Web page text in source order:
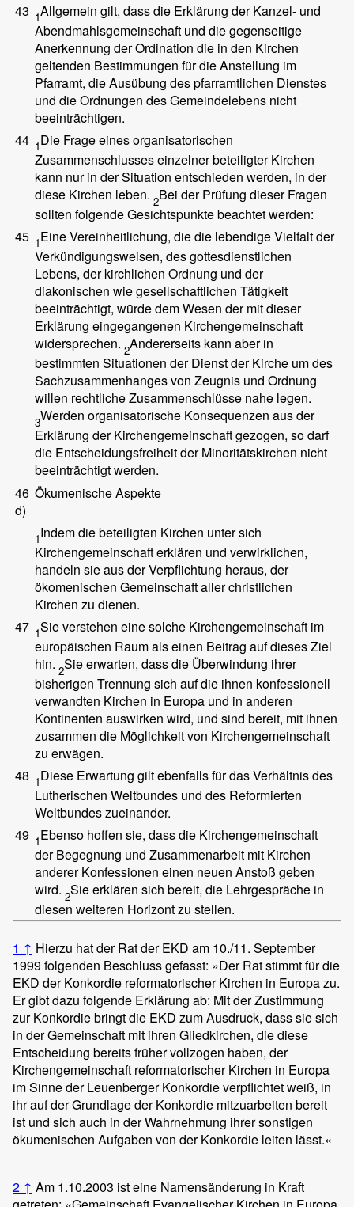
43 1Allgemein gilt, dass die Erklärung der Kanzel- und
Abendmahlsgemeinschaft und die gegenseitige
Anerkennung der Ordination die in den Kirchen
geltenden Bestimmungen für die Anstellung im
Pfarramt, die Ausübung des pfarramtlichen Dienstes
und die Ordnungen des Gemeindelebens nicht
beeinträchtigen.
44 1Die Frage eines organisatorischen
Zusammenschlusses einzelner beteiligter Kirchen
kann nur in der Situation entschieden werden, in der
diese Kirchen leben. 2Bei der Prüfung dieser Fragen
sollten folgende Gesichtspunkte beachtet werden:
45 1Eine Vereinheitlichung, die die lebendige Vielfalt der
Verkündigungsweisen, des gottesdienstlichen
Lebens, der kirchlichen Ordnung und der
diakonischen wie gesellschaftlichen Tätigkeit
beeinträchtigt, würde dem Wesen der mit dieser
Erklärung eingegangenen Kirchengemeinschaft
widersprechen. 2Andererseits kann aber in
bestimmten Situationen der Dienst der Kirche um des
Sachzusammenhanges von Zeugnis und Ordnung
willen rechtliche Zusammenschlüsse nahe legen.
3Werden organisatorische Konsequenzen aus der
Erklärung der Kirchengemeinschaft gezogen, so darf
die Entscheidungsfreiheit der Minoritätskirchen nicht
beeinträchtigt werden.
46
d)
Ökumenische Aspekte
1Indem die beteiligten Kirchen unter sich
Kirchengemeinschaft erklären und verwirklichen,
handeln sie aus der Verpflichtung heraus, der
ökomenischen Gemeinschaft aller christlichen
Kirchen zu dienen.
47 1Sie verstehen eine solche Kirchengemeinschaft im
europäischen Raum als einen Beitrag auf dieses Ziel
hin. 2Sie erwarten, dass die Überwindung ihrer
bisherigen Trennung sich auf die ihnen konfessionell
verwandten Kirchen in Europa und in anderen
Kontinenten auswirken wird, und sind bereit, mit ihnen
zusammen die Möglichkeit von Kirchengemeinschaft
zu erwägen.
48 1Diese Erwartung gilt ebenfalls für das Verhältnis des
Lutherischen Weltbundes und des Reformierten
Weltbundes zueinander.
49 1Ebenso hoffen sie, dass die Kirchengemeinschaft
der Begegnung und Zusammenarbeit mit Kirchen
anderer Konfessionen einen neuen Anstoß geben
wird. 2Sie erklären sich bereit, die Lehrgespräche in
diesen weiteren Horizont zu stellen.
1 ↑ Hierzu hat der Rat der EKD am 10./11. September
1999 folgenden Beschluss gefasst: »Der Rat stimmt für die
EKD der Konkordie reformatorischer Kirchen in Europa zu.
Er gibt dazu folgende Erklärung ab: Mit der Zustimmung
zur Konkordie bringt die EKD zum Ausdruck, dass sie sich
in der Gemeinschaft mit ihren Gliedkirchen, die diese
Entscheidung bereits früher vollzogen haben, der
Kirchengemeinschaft reformatorischer Kirchen in Europa
im Sinne der Leuenberger Konkordie verpflichtet weiß, in
ihr auf der Grundlage der Konkordie mitzuarbeiten bereit
ist und sich auch in der Wahrnehmung ihrer sonstigen
ökumenischen Aufgaben von der Konkordie leiten lässt.«
2 ↑ Am 1.10.2003 ist eine Namensänderung in Kraft